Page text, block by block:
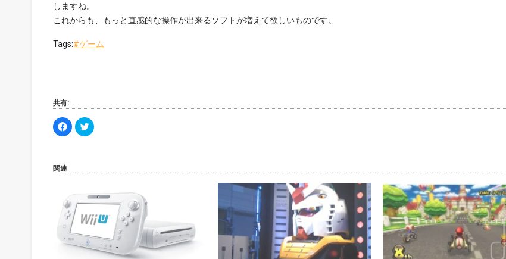
しますね。
これからも、もっと直感的な操作が出来るソフトが増えて欲しいものです。
Tags:#ゲーム
共有:
F
a
k
有
す
る
に
は
ク
リ
ッ
ク
リ
w
t
e
で
共
(
新
し
関連